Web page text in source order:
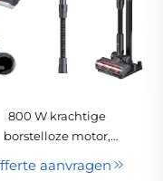
800 W krachtige
borstelloze motor,
aanvragen